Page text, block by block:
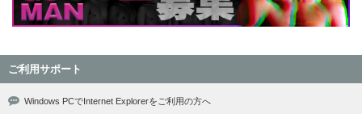
ご利用サポート
Windows PCでInternet Explorerをご利用の方へ